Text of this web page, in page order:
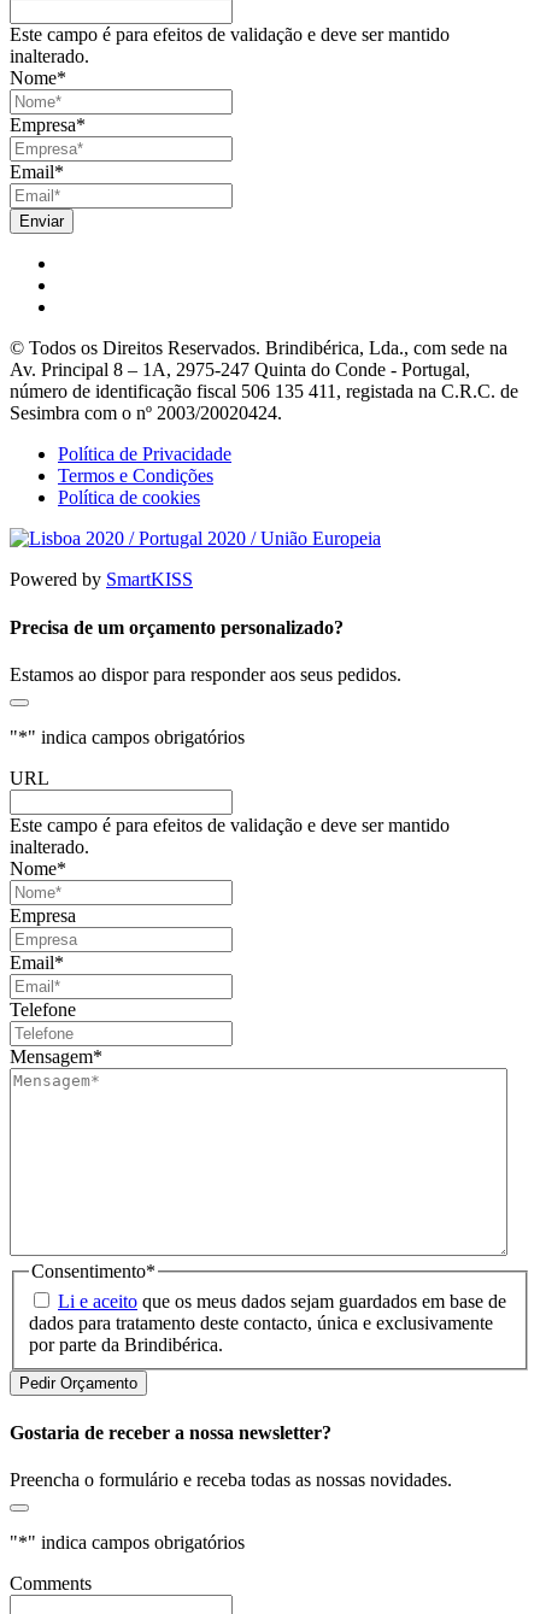
Este campo é para efeitos de validação e deve ser mantido
inalterado.
Nome*
Empresa*
Email*
© Todos os Direitos Reservados. Brindibérica, Lda., com sede na
Av. Principal 8 – 1A, 2975-247 Quinta do Conde - Portugal,
número de identificação fiscal 506 135 411, registada na C.R.C. de
Sesimbra com o nº 2003/20020424.
Política de Privacidade
Termos e Condições
Política de cookies
Powered by SmartKISS
Precisa de um orçamento personalizado?
Estamos ao dispor para responder aos seus pedidos.
"*" indica campos obrigatórios
URL
Este campo é para efeitos de validação e deve ser mantido
inalterado.
Nome*
Empresa
Email*
Telefone
Mensagem*
Consentimento*
Li e aceito que os meus dados sejam guardados em base de
dados para tratamento deste contacto, única e exclusivamente
por parte da Brindibérica.
Gostaria de receber a nossa newsletter?
Preencha o formulário e receba todas as nossas novidades.
"*" indica campos obrigatórios
Comments